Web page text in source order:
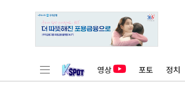
영상 포토 정치